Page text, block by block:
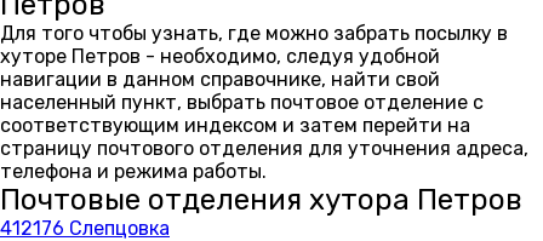
Для того чтобы узнать, где можно забрать посылку в
хуторе Петров - необходимо, следуя удобной
навигации в данном справочнике, найти свой
населенный пункт, выбрать почтовое отделение с
соответствующим индексом и затем перейти на
страницу почтового отделения для уточнения адреса,
телефона и режима работы.
Почтовые отделения хутора Петров
412176 Слепцовка